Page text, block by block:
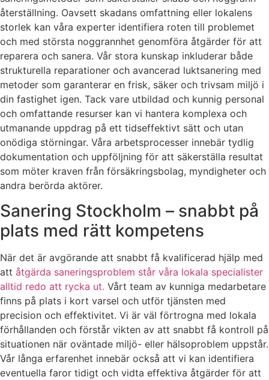
återställning. Oavsett skadans omfattning eller lokalens
storlek kan våra experter identifiera roten till problemet
och med största noggrannhet genomföra åtgärder för att
reparera och sanera. Vår stora kunskap inkluderar både
strukturella reparationer och avancerad luktsanering med
metoder som garanterar en frisk, säker och trivsam miljö i
din fastighet igen. Tack vare utbildad och kunnig personal
och omfattande resurser kan vi hantera komplexa och
utmanande uppdrag på ett tidseffektivt sätt och utan
onödiga störningar. Våra arbetsprocesser innebär tydlig
dokumentation och uppföljning för att säkerställa resultat
som möter kraven från försäkringsbolag, myndigheter och
andra berörda aktörer.
Sanering Stockholm – snabbt på
plats med rätt kompetens
När det är avgörande att snabbt få kvalificerad hjälp med
att åtgärda saneringsproblem står våra lokala specialister
alltid redo att rycka ut. Vårt team av kunniga medarbetare
finns på plats i kort varsel och utför tjänsten med
precision och effektivitet. Vi är väl förtrogna med lokala
förhållanden och förstår vikten av att snabbt få kontroll på
situationen när oväntade miljö- eller hälsoproblem uppstår.
Vår långa erfarenhet innebär också att vi kan identifiera
eventuella faror tidigt och vidta effektiva åtgärder för att